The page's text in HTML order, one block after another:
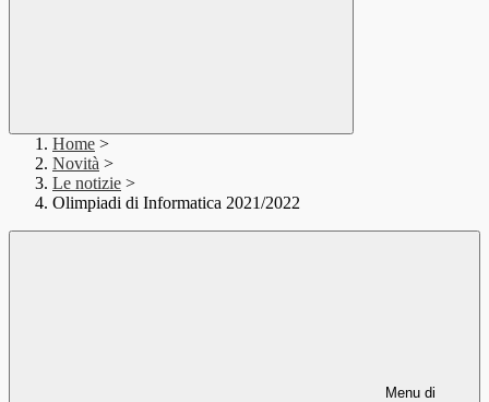
Home >
Novità >
Le notizie >
Olimpiadi di Informatica 2021/2022
Menu di